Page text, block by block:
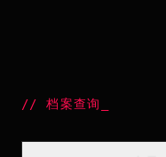
//档案查询